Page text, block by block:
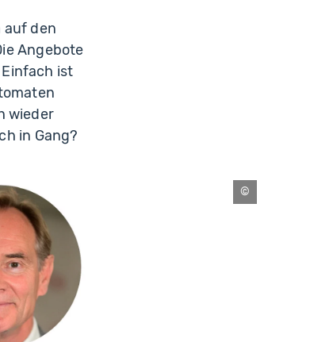
auf den
Angebote
ist
wieder
in Gang?
Belibasakis